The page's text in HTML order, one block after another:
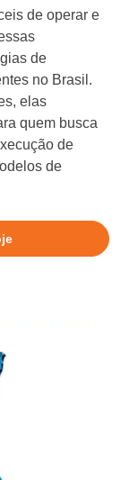
de operar e
de
no Brasil.
elas
quem busca
de
de